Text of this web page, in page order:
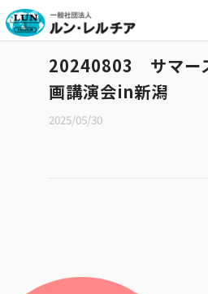
20240803 サマー
画講演会in新潟
2025/05/30